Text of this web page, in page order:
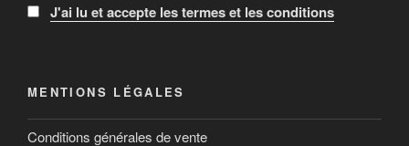
J'ai lu et accepte les termes et les conditions
MENTIONS LÉGALES
Conditions générales de vente